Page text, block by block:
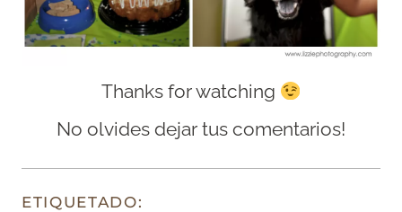
Thanks for watching
No olvides dejar tus comentarios!
ETIQUETADO: